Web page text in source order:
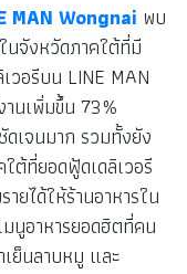
MAN Wongnai พบ
นจังหวัดภาคใต้ที่มี
วอรีบน LINE MAN
นเพิ่มขึ้น 73%
ดเจนมาก รวมทั้งยัง
ต้ที่ยอดฟู้ดเดลิเวอรี
ยได้ให้ร้านอาหารใน
นูอาหารยอดฮิตที่คน
ย็นลาบหมู และ